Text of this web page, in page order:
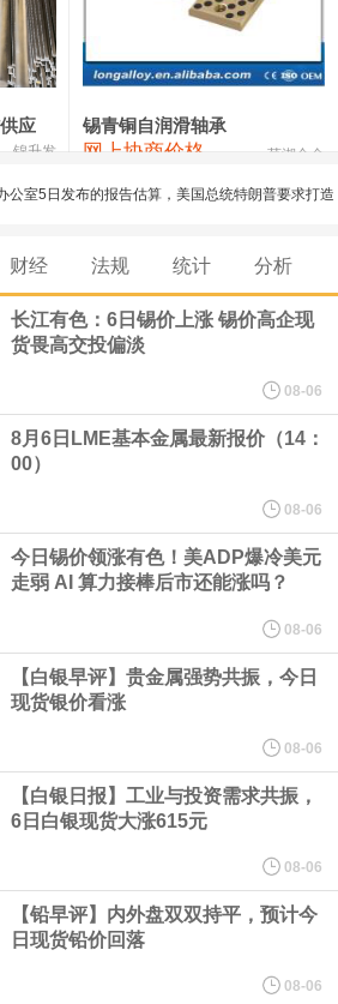
24,200
39,300 0
应
锦升发
锡青铜自润滑轴承
网上协商价格 芜湖合金
公室5日发布的报告估算，美国总统特朗普要求打造
力“黄金舰队”可能需要在今后数十年间支出约2750
首艘“特朗普级”战列舰“无畏”号预估造价比原来至少
所全球市场公司（CBOE GLOBAL MARKETS
欧洲清算所将于 8 月 24 日起，将证券融资交易清算
收益品类。
股下跌，跟随隔夜交易中回调的美国同行，凸显了
性的加剧。 日本市场中，软银股价收盘下跌4.4%，
东京电子股价下跌近6%，日本存储芯片制造商铠侠
。
1992年以来最大单日涨幅，上涨25%至11个月高位。
数据中心枢纽建设工作正在如火如荼推进，项目所
已经被开挖，露出赤红土层，并修出层层台地。但
财经 法规 统计 分析
长江有色：6日锡价上涨 锡价高企现
货畏高交投偏淡
08-06
8月6日LME基本金属最新报价（14：
00）
08-06
今日锡价领涨有色！美ADP爆冷美元
走弱 AI 算力接棒后市还能涨吗？
08-06
【白银早评】贵金属强势共振，今日
现货银价看涨
08-06
【白银日报】工业与投资需求共振，
6日白银现货大涨615元
08-06
【铅早评】内外盘双双持平，预计今
日现货铅价回落
08-06